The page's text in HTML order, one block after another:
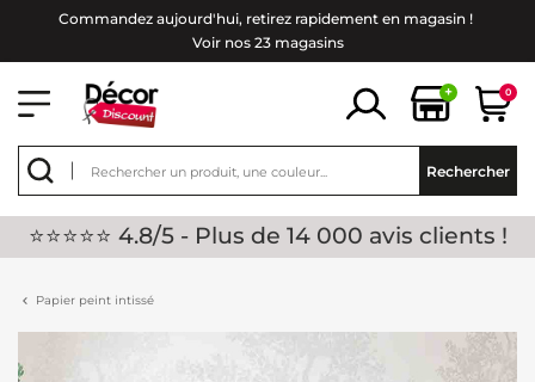
Commandez aujourd'hui, retirez rapidement en magasin !
Voir nos 23 magasins
+ 0
Rechercher
⭐⭐⭐⭐⭐ 4.8/5 - Plus de 14 000 avis clients !
Papier peint intissé